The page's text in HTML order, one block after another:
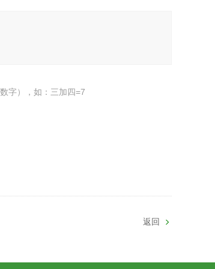
字），如：三加四=7
返回